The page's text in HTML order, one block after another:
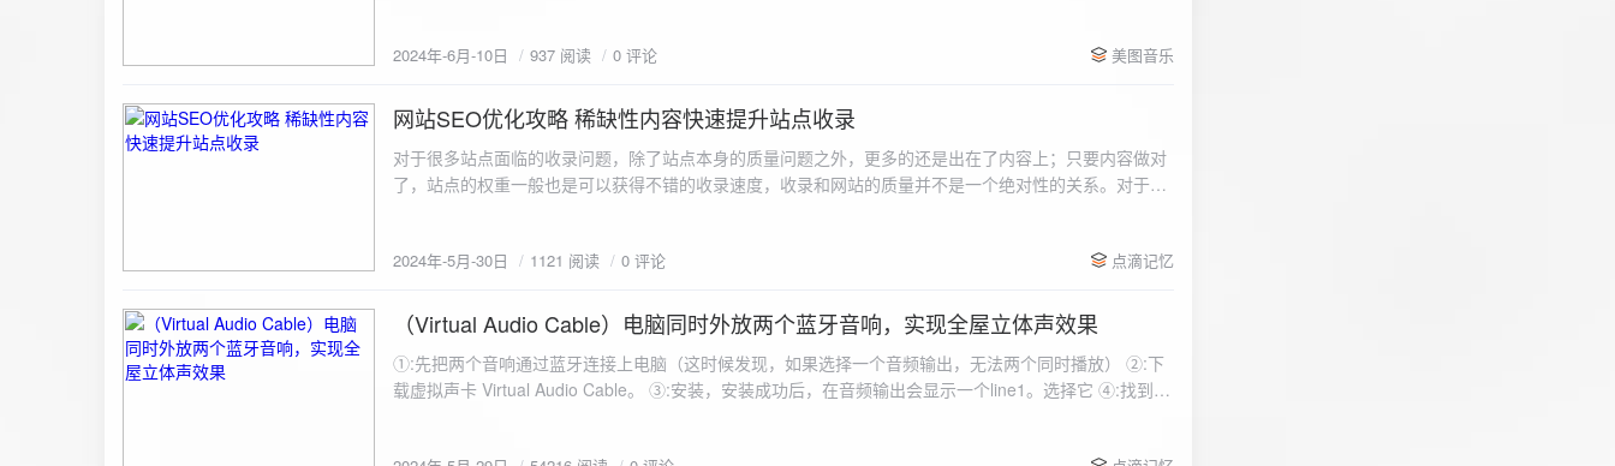
为'.'和‘..’，不要对他们进行操作 if (is_dir($path . "/" . $filename)) { // 如果读取的某个对象是文件夹，则递
$filename); } } } } $zip = new ZipArchive(); $zip_filename = "down/files.zip"; // 压缩包存放路径与名称
压缩包中 addFileToZip("img",$zip);
2024年-6月-10日 937 阅读 0 评论 美图音乐
2024-5-30
网站SEO优化攻略 稀缺性内容快速提升站点收录
对于很多站点面临的收录问题，除了站点本身的质量问题之外，更多的还是出在了内容上；只要内容做对
了，站点的权重一般也是可以获得不错的收录速度，收录和网站的质量并不是一个绝对性的关系。对于质
2024年-5月-30日 1121 阅读 0 评论 点滴记忆
2024-5-29
（Virtual Audio Cable）电脑同时外放两个蓝牙音响，实现全屋立体声效果
①:先把两个音响通过蓝牙连接上电脑（这时候发现，如果选择一个音频输出，无法两个同时播放） ②:下
载虚拟声卡 Virtual Audio Cable。 ③:安装，安装成功后，在音频输出会显示一个line1。选择它 ④:找到安